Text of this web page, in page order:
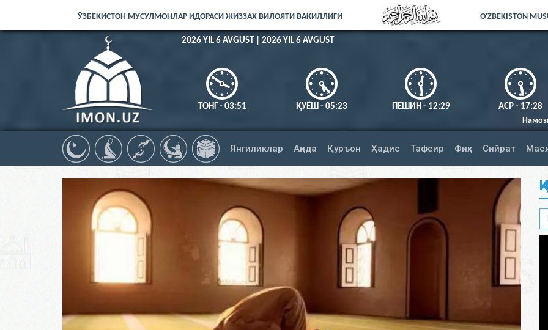
ЎЗБЕКИСТОН МУСУЛМОНЛАР ИДОРАСИ ЖИЗЗАХ ВИЛОЯТИ ВАКИЛЛИГИ O'ZBEKISTON
2026 YIL 6 AVGUST | 2026 YIL 6 AVGUST
ТОНГ - 03:51 ҚУЁШ - 05:23 ПЕШИН - 12:29
АСР - 17:28
Намозни тўлиқ адо этинг.
Янгиликлар Ақида Қуръон Ҳадис Тафсир Фиқҳ Сийрат